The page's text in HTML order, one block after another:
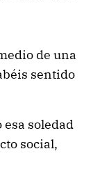
de una
sentido
soledad
social,